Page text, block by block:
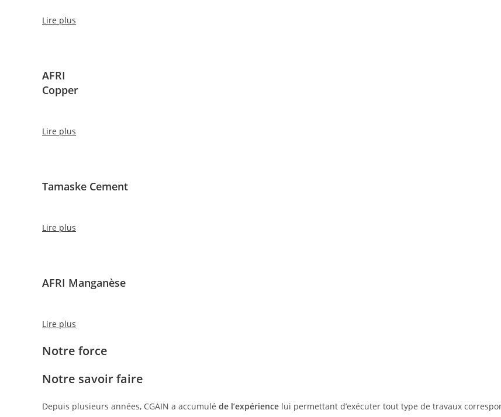
Lire plus
AFRI
Copper
Lire plus
Tamaske Cement
Lire plus
AFRI Manganèse
Lire plus
Notre force
Notre savoir faire
Depuis plusieurs années, CGAIN a accumulé de l’expérience lui permettant d’exécuter tout type de travaux